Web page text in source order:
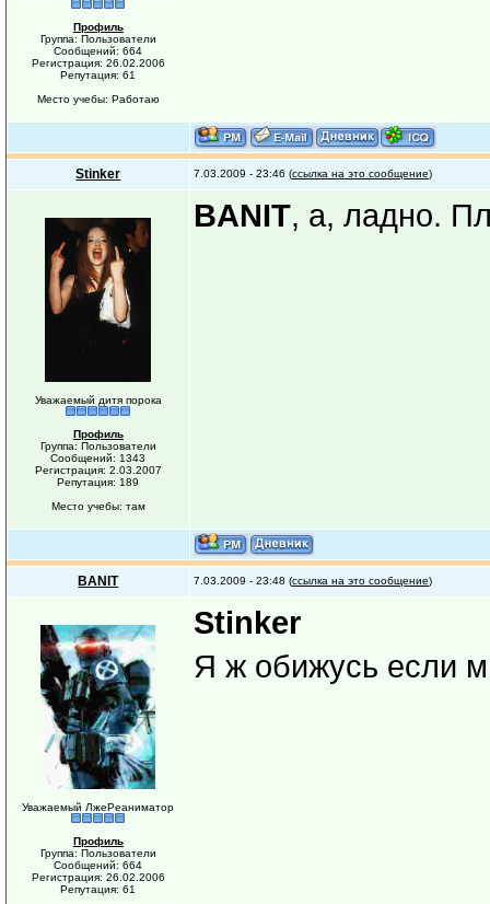
Профиль
Группа: Пользователи
Сообщений: 664
Регистрация: 26.02.2006
Репутация: 61
Место учебы: Работаю
Stinker 7.03.2009 - 23:46 (ссылка на это сообщение)
Уважаемый дитя порока
Профиль
Группа: Пользователи
Сообщений: 1343
Регистрация: 2.03.2007
Репутация: 189
Место учебы: там
BANIT, а, ладно.
BANIT 7.03.2009 - 23:48 (ссылка на это сообщение)
Уважаемый ЛжеРеаниматор
Профиль
Группа: Пользователи
Сообщений: 664
Регистрация: 26.02.2006
Репутация: 61
Stinker
Я ж обижусь если